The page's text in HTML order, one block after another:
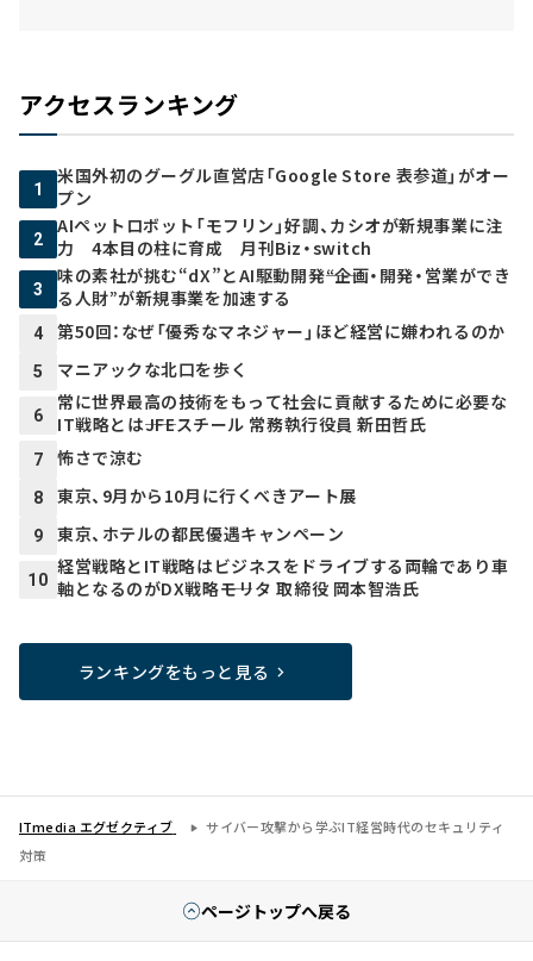
アクセスランキング
1
米国外初のグーグル直営店「Google Store 表参道」がオー
プン
2
AIペットロボット「モフリン」好調、カシオが新規事業に注
力 4本目の柱に育成 月刊Biz・switch
3
味の素社が挑む“dX”とAI駆動開発――“企画・開発・営業ができ
る人財”が新規事業を加速する
4 第50回：なぜ「優秀なマネジャー」ほど経営に嫌われるのか
5 マニアックな北口を歩く
6
常に世界最高の技術をもって社会に貢献するために必要な
IT戦略とは――JFEスチール 常務執行役員 新田哲氏
7 怖さで涼む
8 東京、9月から10月に行くべきアート展
9 東京、ホテルの都民優遇キャンペーン
10
経営戦略とIT戦略はビジネスをドライブする両輪であり車
軸となるのがDX戦略――モリタ 取締役 岡本智浩氏
ランキングをもっと見る
ITmedia エグゼクティブ
サイバー攻撃から学ぶIT経営時代のセキュリティ
対策
ページトップへ戻る